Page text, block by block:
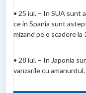
• 25 iul. – In SUA sunt
ce in Spania sunt
mizand pe o scadere la
• 28 iul. – In Japonia
vanzarile cu amanuntul.